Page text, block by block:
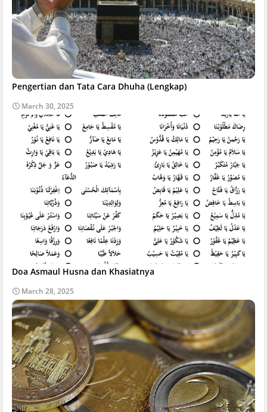
Pengertian dan Tata Cara Dhuha (Lengkap)
March 30, 2025
Doa Asmaul Husna dan Khasiatnya
March 28, 2025